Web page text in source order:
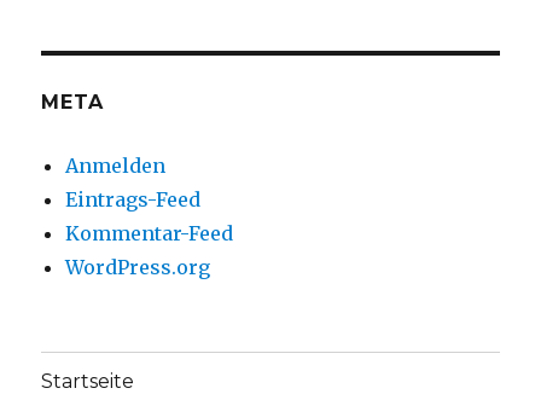
anzeigenanzeigen
META
Anmelden
Eintrags-Feed
Kommentar-Feed
WordPress.org
Startseite